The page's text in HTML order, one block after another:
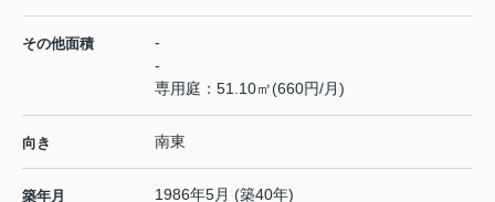
その他面積
-
-
専用庭：51.10㎡(660円/月)
向き 南東
築年月 1986年5月 (築40年)